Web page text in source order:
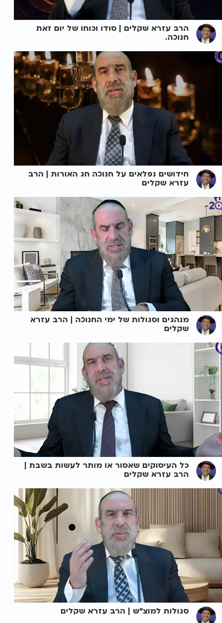
הרב עזרא שקלים | סודו וכוחו של יום זאת
חנוכה.
חידושים נפלאים על חנוכה חג האורות | הרב
עזרא שקלים
מנהגים וסגולות של ימי החנוכה | הרב עזרא
שקלים
כל העיסוקים שאסור או מותר לעשות בשבת |
הרב עזרא שקלים
סגולות למוצ"ש | הרב עזרא שקלים